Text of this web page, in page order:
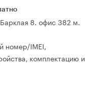
8. офис 382 м.
номер/IMEI,
комплектацию и